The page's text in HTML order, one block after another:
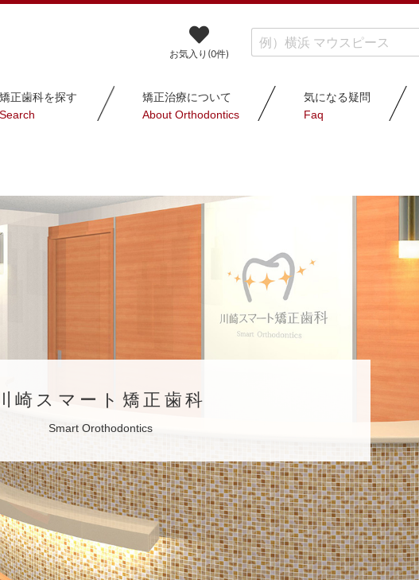
お気入り(0件)
矯正歯科を探す
Search
矯正治療について
About Orthodontics
気になる疑問
Faq
崎スマート矯正歯科
Smart Orothodontics